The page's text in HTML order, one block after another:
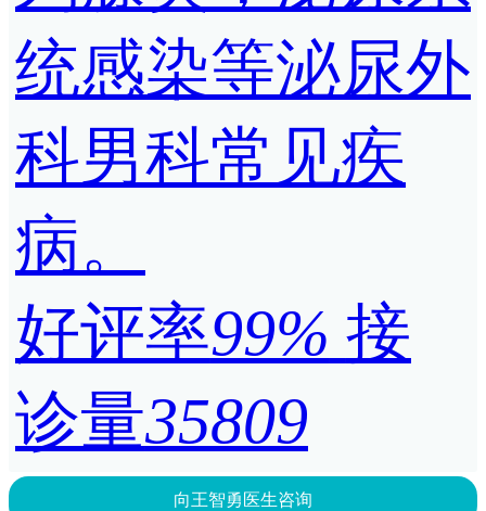
统感染等泌尿外
科男科常见疾
病。
好评率99% 接
诊量35809
向王智勇医生咨询